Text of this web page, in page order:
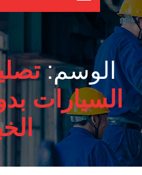
الوسم:
السيارات